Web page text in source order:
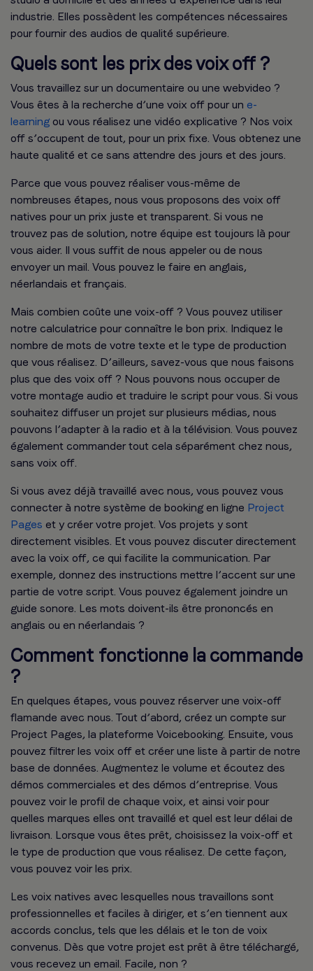
industrie. Elles possèdent les compétences nécessaires
pour fournir des audios de qualité supérieure.
Quels sont les prix des voix off ?
Vous travaillez sur un documentaire ou une webvideo ?
Vous êtes à la recherche d’une voix off pour un e-
learning ou vous réalisez une vidéo explicative ? Nos voix
off s’occupent de tout, pour un prix fixe. Vous obtenez une
haute qualité et ce sans attendre des jours et des jours.
Parce que vous pouvez réaliser vous-même de
nombreuses étapes, nous vous proposons des voix off
natives pour un prix juste et transparent. Si vous ne
trouvez pas de solution, notre équipe est toujours là pour
vous aider. Il vous suffit de nous appeler ou de nous
envoyer un mail. Vous pouvez le faire en anglais,
néerlandais et français.
Mais combien coûte une voix-off ? Vous pouvez utiliser
notre calculatrice pour connaître le bon prix. Indiquez le
nombre de mots de votre texte et le type de production
que vous réalisez. D’ailleurs, savez-vous que nous faisons
plus que des voix off ? Nous pouvons nous occuper de
votre montage audio et traduire le script pour vous. Si vous
souhaitez diffuser un projet sur plusieurs médias, nous
pouvons l’adapter à la radio et à la télévision. Vous pouvez
également commander tout cela séparément chez nous,
sans voix off.
Si vous avez déjà travaillé avec nous, vous pouvez vous
connecter à notre système de booking en ligne Project
Pages et y créer votre projet. Vos projets y sont
directement visibles. Et vous pouvez discuter directement
avec la voix off, ce qui facilite la communication. Par
exemple, donnez des instructions mettre l’accent sur une
partie de votre script. Vous pouvez également joindre un
guide sonore. Les mots doivent-ils être prononcés en
anglais ou en néerlandais ?
Comment fonctionne la commande
?
En quelques étapes, vous pouvez réserver une voix-off
flamande avec nous. Tout d’abord, créez un compte sur
Project Pages, la plateforme Voicebooking. Ensuite, vous
pouvez filtrer les voix off et créer une liste à partir de notre
base de données. Augmentez le volume et écoutez des
démos commerciales et des démos d’entreprise. Vous
pouvez voir le profil de chaque voix, et ainsi voir pour
quelles marques elles ont travaillé et quel est leur délai de
livraison. Lorsque vous êtes prêt, choisissez la voix-off et
le type de production que vous réalisez. De cette façon,
vous pouvez voir les prix.
Les voix natives avec lesquelles nous travaillons sont
professionnelles et faciles à diriger, et s’en tiennent aux
accords conclus, tels que les délais et le ton de voix
convenus. Dès que votre projet est prêt à être téléchargé,
vous recevez un email. Facile, non ?